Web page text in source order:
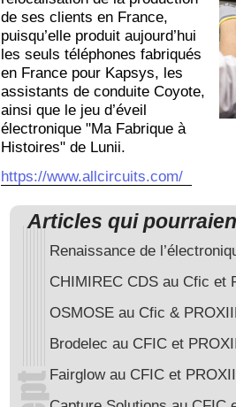
de ses clients en France,
puisqu’elle produit aujourd’hui
les seuls téléphones fabriqués
en France pour Kapsys, les
assistants de conduite Coyote,
ainsi que le jeu d’éveil
électronique "Ma Fabrique à
Histoires" de Lunii.
https://www.allcircuits.com/
Articles qui
Renaissance de
CHIMIREC CDS au Cfic et
OSMOSE au Cfic &
Brodelec au CFIC et
Fairglow au CFIC et